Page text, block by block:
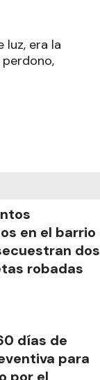
luz, era la
perdono,
en el barrio
dos
robadas
días de
para